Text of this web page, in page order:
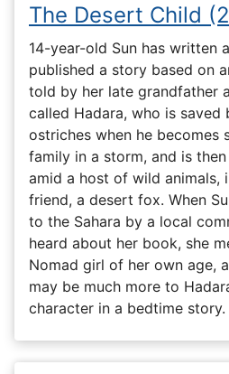
The Desert Child
14-year-old Sun has written
published a story based on
told by her late grandfather
called Hadara, who is saved
ostriches when he becomes
family in a storm, and is
amid a host of wild animals,
friend, a desert fox. When
to the Sahara by a local
heard about her book, she
Nomad girl of her own age,
may be much more to
character in a bedtime story.